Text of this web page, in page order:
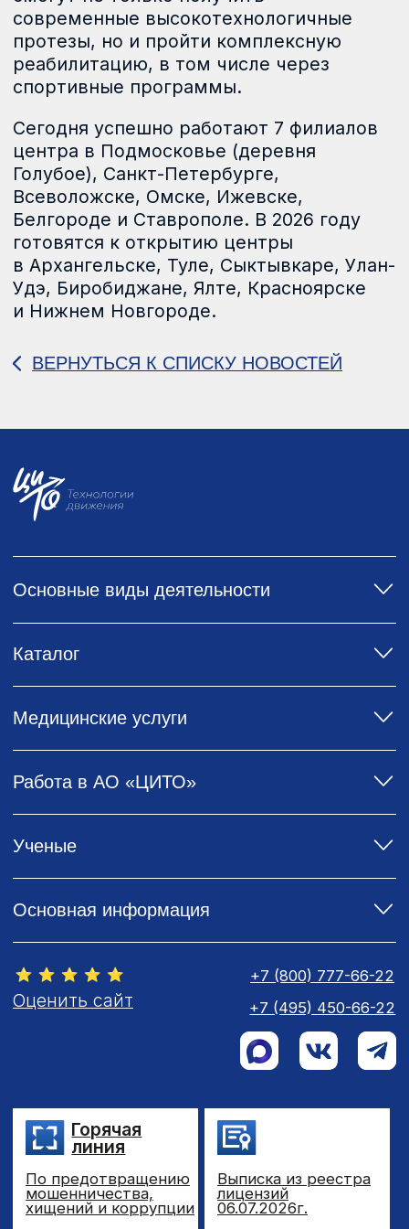
По предотвращению
мошенничества,
хищений и коррупции
Выписка из реестра
лицензий
06.07.2026г.
АО «ЦИТО», 2026
Все права защищены